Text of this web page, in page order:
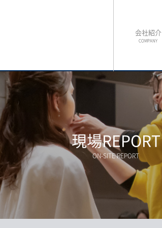
会社紹介
COMPANY
現場REPORT
ON-SITE REPORT